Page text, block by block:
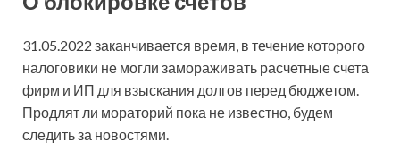
31.05.2022 заканчивается время, в течение которого
налоговики не могли замораживать расчетные счета
фирм и ИП для взыскания долгов перед бюджетом.
Продлят ли мораторий пока не известно, будем
следить за новостями.